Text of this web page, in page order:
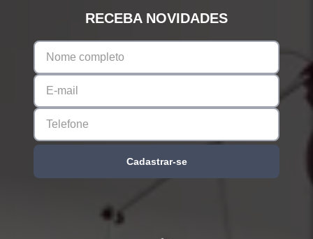
RECEBA NOVIDADES
Cadastrar-se